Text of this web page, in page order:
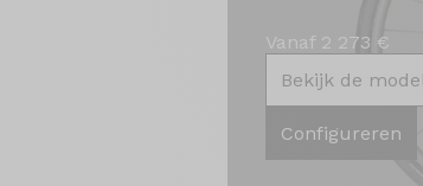
Vanaf 2 273 €
Bekijk de
Configureren